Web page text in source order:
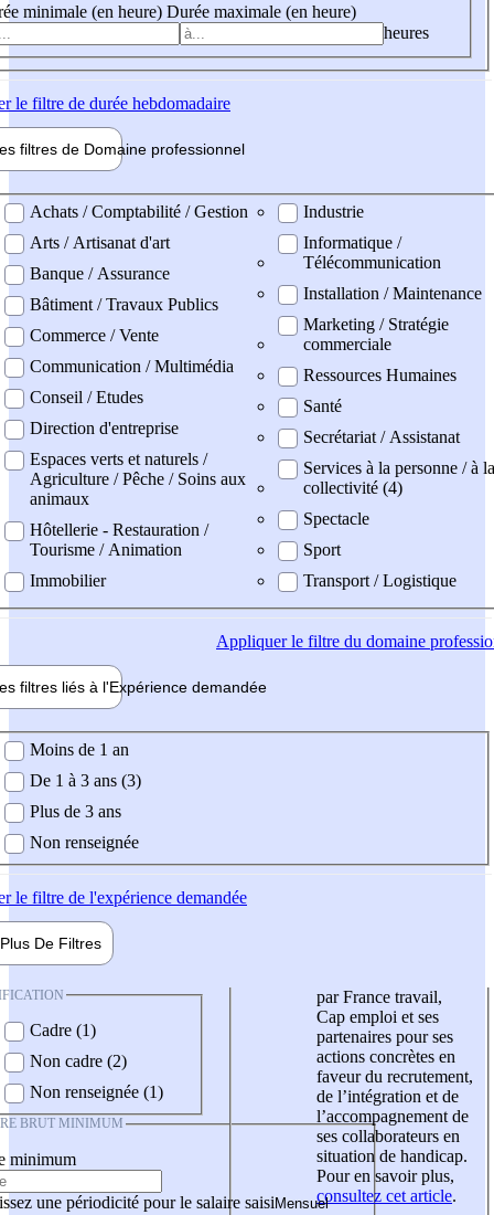
minimale (en heure) Durée maximale (en heure)
heures
le filtre de durée hebdomadaire
filtres de Domaine professionnel
professionel
Achats / Comptabilité / Gestion
Arts / Artisanat d'art
Banque / Assurance
Bâtiment / Travaux Publics
Commerce / Vente
Communication / Multimédia
Conseil / Etudes
Direction d'entreprise
Espaces verts et naturels /
Agriculture / Pêche / Soins aux
animaux
Hôtellerie - Restauration /
Tourisme / Animation
Immobilier
Industrie
Informatique /
Télécommunication
Installation / Maintenance
Marketing / Stratégie
commerciale
Ressources Humaines
Santé
Secrétariat / Assistanat
Services à la personne / à la
collectivité (4)
Spectacle
Sport
Transport / Logistique
Appliquerle filtre du domaine
filtres liés à l'Expérience demandée
demandée
Moins de 1 an
De 1 à 3 ans (3)
Plus de 3 ans
Non renseignée
le filtre de l'expérience demandée
Plus De Filtres
Cadre (1)
Non cadre (2)
Non renseignée (1)
BRUT MINIMUM
minimum
une périodicité pour le salaire saisi
par France travail,
Cap emploi et ses
partenaires pour ses
actions concrètes en
faveur du recrutement,
de l’intégration et de
l’accompagnement de
ses collaborateurs en
situation de handicap.
Pour en savoir plus,
consultez cet article.